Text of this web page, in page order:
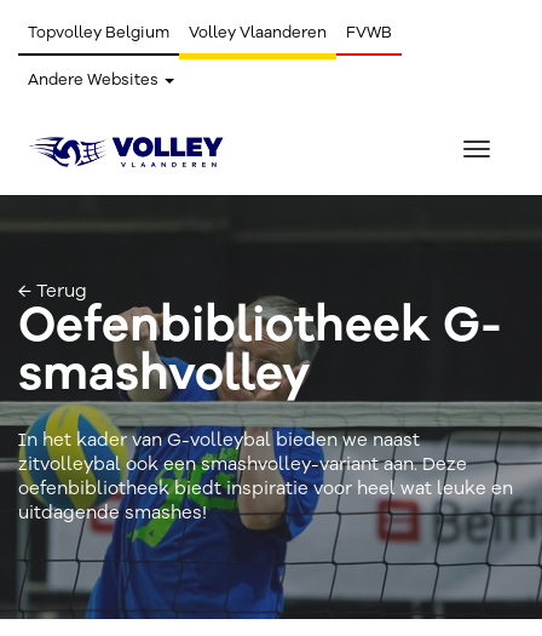
Topvolley Belgium Volley Vlaanderen FVWB
Andere Websites
Toggle
← Terug
Oefenbibliotheek G-
smashvolley
In het kader van G-volleybal bieden we naast
zitvolleybal ook een smashvolley-variant aan. Deze
oefenbibliotheek biedt inspiratie voor heel wat leuke en
uitdagende smashes!